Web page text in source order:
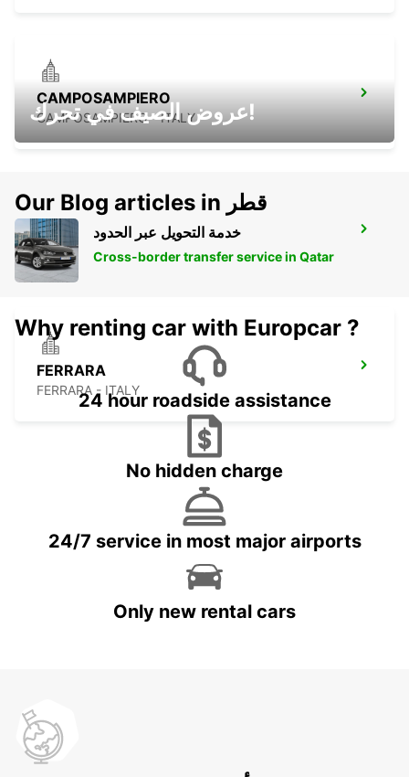
CAMPOSAMPIERO
CAMPOSAMPIERO - ITALY
ROVIGO
ROVIGO - ITALY
FERRARA
FERRARA - ITALY
عروض الصيف في تحرك!
Our Blog articles in قطر
خدمة التحويل عبر الحدود
Cross-border transfer service in Qatar
Why renting car with Europcar ?
24 hour roadside assistance
No hidden charge
24/7 service in most major airports
Only new rental cars